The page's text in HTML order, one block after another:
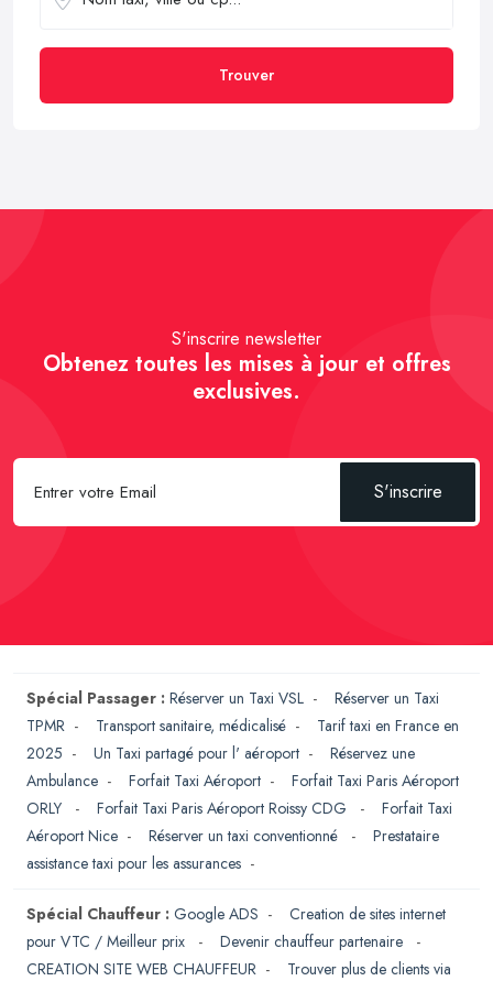
Trouver
S'inscrire newsletter
Obtenez toutes les mises à jour et offres
exclusives.
S'inscrire
Spécial Passager : Réserver un Taxi VSL - Réserver un Taxi
TPMR - Transport sanitaire, médicalisé - Tarif taxi en France en
2025 - Un Taxi partagé pour l' aéroport - Réservez une
Ambulance - Forfait Taxi Aéroport - Forfait Taxi Paris Aéroport
ORLY
- Forfait Taxi Paris Aéroport Roissy CDG - Forfait Taxi
Aéroport Nice - Réserver un taxi conventionné - Prestataire
assistance taxi pour les assurances -
Spécial Chauffeur : Google ADS - Creation de sites internet
pour VTC / Meilleur prix
- Devenir chauffeur partenaire
-
CREATION SITE WEB CHAUFFEUR - Trouver plus de clients via